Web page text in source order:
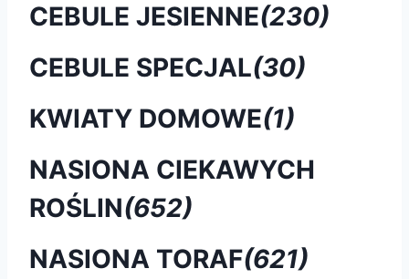
CEBULE JESIENNE(230)
CEBULE SPECJAL(30)
KWIATY DOMOWE(1)
NASIONA CIEKAWYCH
ROŚLIN(652)
NASIONA TORAF(621)